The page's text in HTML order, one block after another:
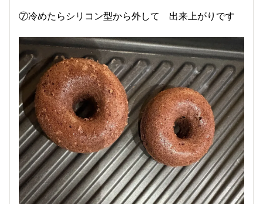
⑦冷めたらシリコン型から外して 出来上がりです